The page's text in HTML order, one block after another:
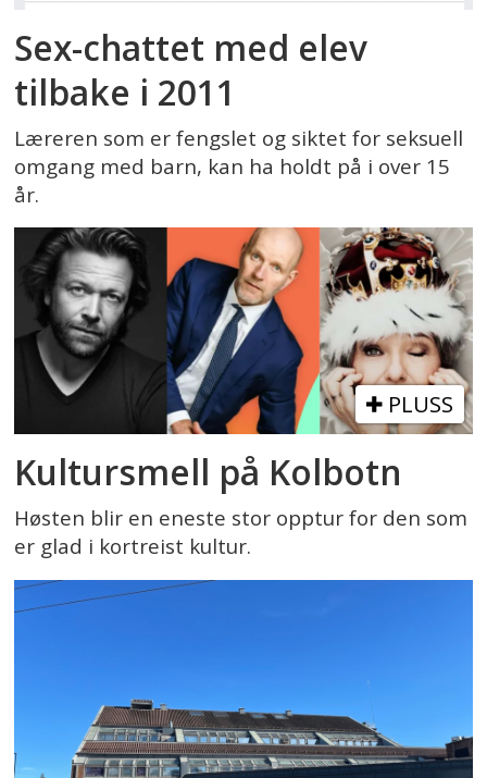
Sex-chattet med elev
tilbake i 2011
Læreren som er fengslet og siktet for seksuell
omgang med barn, kan ha holdt på i over 15
år.
PLUSS
Kultursmell på Kolbotn
Høsten blir en eneste stor opptur for den som
er glad i kortreist kultur.